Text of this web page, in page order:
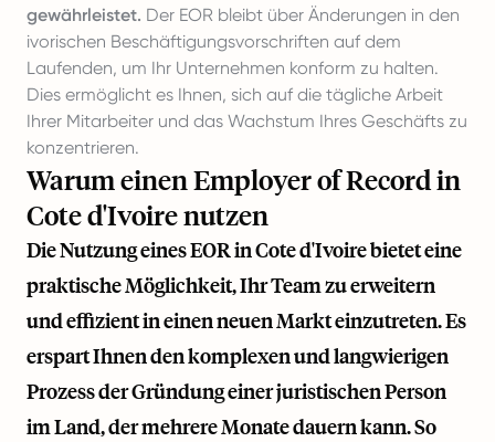
gewährleistet. Der EOR bleibt über Änderungen in den
ivorischen Beschäftigungsvorschriften auf dem
Laufenden, um Ihr Unternehmen konform zu halten.
Dies ermöglicht es Ihnen, sich auf die tägliche Arbeit
Ihrer Mitarbeiter und das Wachstum Ihres Geschäfts zu
konzentrieren.
Warum einen Employer of Record in
Cote d'Ivoire nutzen
Die Nutzung eines EOR in Cote d'Ivoire bietet eine
praktische Möglichkeit, Ihr Team zu erweitern
und effizient in einen neuen Markt einzutreten. Es
erspart Ihnen den komplexen und langwierigen
Prozess der Gründung einer juristischen Person
im Land, der mehrere Monate dauern kann. So